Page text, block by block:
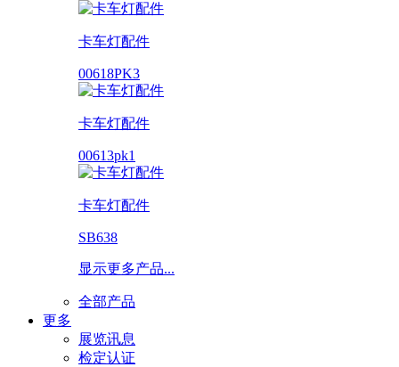
卡车灯配件
00618PK3
卡车灯配件
00613pk1
卡车灯配件
SB638
显示更多产品...
全部产品
更多
展览讯息
检定认证